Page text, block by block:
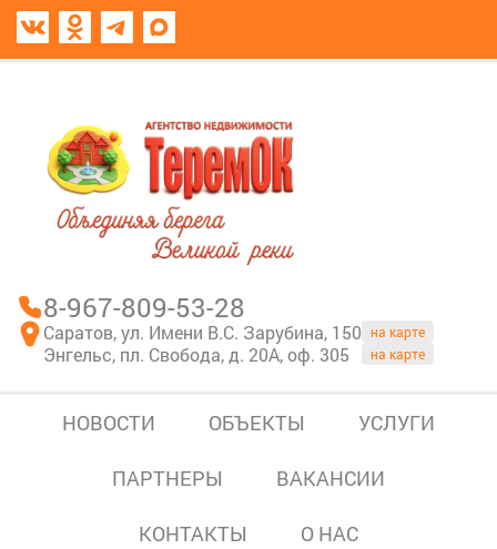
8-967-809-53-28
Саратов, ул. Имени В.С. Зарубина, 150 на карте
Энгельс, пл. Свобода, д. 20А, оф. 305 на карте
НОВОСТИ ОБЪЕКТЫ УСЛУГИ
ПАРТНЕРЫ ВАКАНСИИ
КОНТАКТЫ О НАС